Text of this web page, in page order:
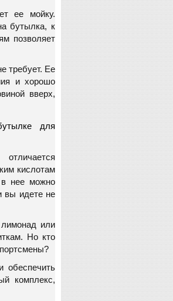
ее мойку.
бутылка, к
позволяет
требует. Ее
и хорошо
вверх,
для
кислотам
нее можно
вы идете не
или
Но кто
обеспечить
комплекс,